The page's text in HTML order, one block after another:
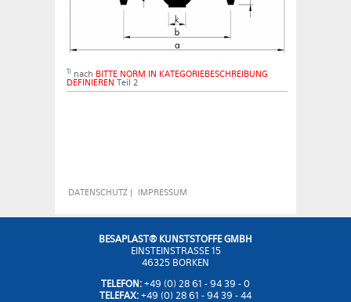
1) nach BITTE NORM IN KATEGORIEBESCHREIBUNG
DEFINIEREN Teil 2
DATENSCHUTZ| IMPRESSUM
BESAPLAST® KUNSTSTOFFE GMBH
EINSTEINSTRASSE 15
46325 BORKEN
TELEFON: +49 (0) 28 61 - 94 39 - 0
TELEFAX: +49 (0) 28 61 - 94 39 - 44